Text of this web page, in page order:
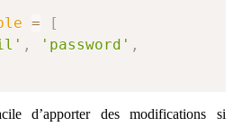
=
[
, 'password' ,
d’apporter des modifications si